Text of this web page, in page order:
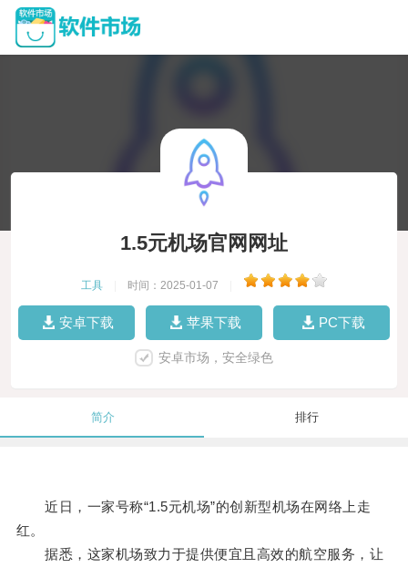
1.5元机场官网网址
工具 时间：2025-01-07
安卓下载 苹果下载 PC下载
安卓市场，安全绿色
简介 排行
近日，一家号称“1.5元机场”的创新型机场在网络上走
红。
据悉，这家机场致力于提供便宜且高效的航空服务，让